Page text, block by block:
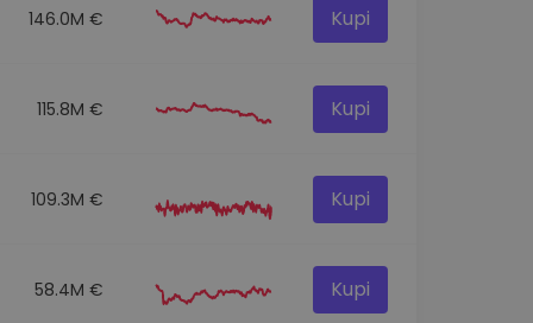
146.0M € Kupi
115.8M € Kupi
109.3M € Kupi
58.4M € Kupi